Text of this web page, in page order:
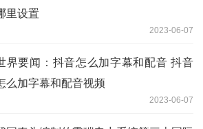
里设置
2023-06-07
界要闻：抖音怎么加字幕和配音 抖音
么加字幕和配音视频
2023-06-07